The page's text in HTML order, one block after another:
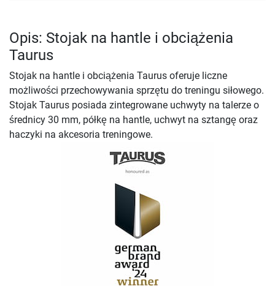
Opis: Stojak na hantle i obciążenia
Taurus
Stojak na hantle i obciążenia Taurus oferuje liczne
możliwości przechowywania sprzętu do treningu siłowego.
Stojak Taurus posiada zintegrowane uchwyty na talerze o
średnicy 30 mm, półkę na hantle, uchwyt na sztangę oraz
haczyki na akcesoria treningowe.